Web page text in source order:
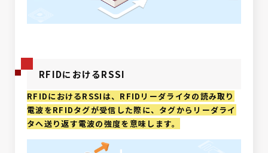
RFIDにおけるRSSI
RFIDにおけるRSSIは、RFIDリーダライタの読み取り
電波をRFIDタグが受信した際に、タグからリーダライ
タへ送り返す電波の強度を意味します。